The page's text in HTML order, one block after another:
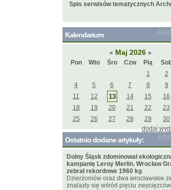
Spis serwisów tematycznych
Kalendarium
« Maj 2026 »
Pon
Wto Śro Czw Pią
1
2
4
5 6 7 8 9
11
12 13 14 15 16
18
19 20 21 22 23
25
26 27 28 29 30
dodaj
Ostatnio dodane artykuły:
Dolny Śląsk zdominował
kampanię Leroy Merlin. Wrocław
zebrał rekordowe 1960 kg
Dzierżoniów oraz dwa wrocławskie
znalazły się wśród pięciu